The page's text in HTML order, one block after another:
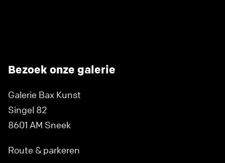
Bezoek onze galerie
Galerie Bax Kunst
Singel 82
8601 AM Sneek
Route & parkeren